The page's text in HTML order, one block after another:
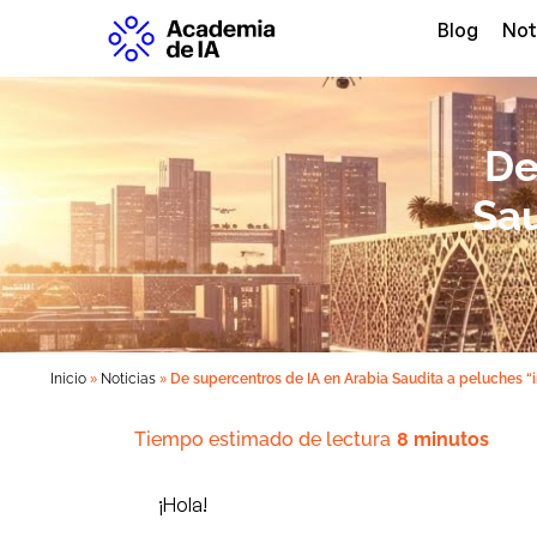
Blog
Inicio » Noticias » De supercentros de IA en Arabia Saudita a peluches
Tiempo estimado de lectura 8 minutos
¡Hola!